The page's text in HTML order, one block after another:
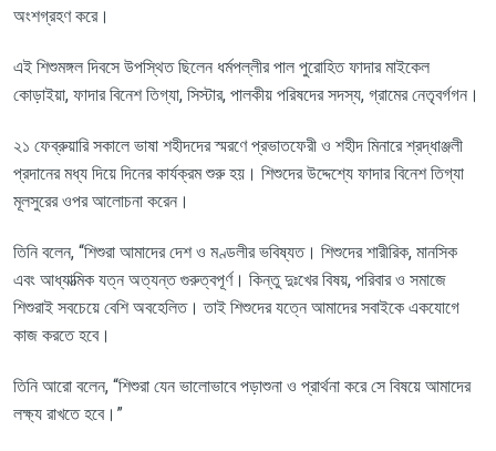
অংশগ্রহণ করে।
এই শিশুমঙ্গল দিবসে উপস্থিত ছিলেন ধর্মপল্লীর পাল পুরোহিত ফাদার মাইকেল
কোড়াইয়া, ফাদার বিনেশ তিগ্যা, সিস্টার, পালকীয় পরিষদের সদস্য, গ্রামের নেতৃবর্গগন।
২১ ফেব্রুয়ারি সকালে ভাষা শহীদদের স্মরণে প্রভাতফেরী ও শহীদ মিনারে শ্রদ্ধাঞ্জলী
প্রদানের মধ্য দিয়ে দিনের কার্যক্রম শুরু হয়। শিশুদের উদ্দেশ্যে ফাদার বিনেশ তিগ্যা
মূলসুরের ওপর আলোচনা করেন।
তিনি বলেন, “শিশুরা আমাদের দেশ ও মণ্ডলীর ভবিষ্যত। শিশুদের শারীরিক, মানসিক
এবং আধ্যাত্মিক যত্ন অত্যন্ত গুরুত্বপূর্ণ। কিন্তু দুঃখের বিষয়, পরিবার ও সমাজে
শিশুরাই সবচেয়ে বেশি অবহেলিত। তাই শিশুদের যত্নে আমাদের সবাইকে একযোগে
কাজ করতে হবে।
তিনি আরো বলেন, “শিশুরা যেন ভালোভাবে পড়াশুনা ও প্রার্থনা করে সে বিষয়ে আমাদের
লক্ষ্য রাখতে হবে। ”